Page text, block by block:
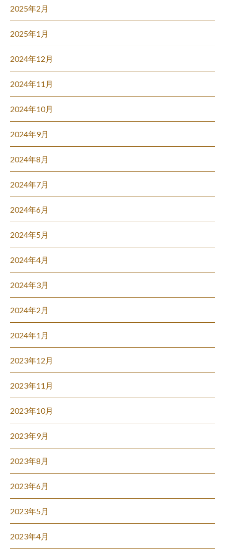
2025年2月
2025年1月
2024年12月
2024年11月
2024年10月
2024年9月
2024年8月
2024年7月
2024年6月
2024年5月
2024年4月
2024年3月
2024年2月
2024年1月
2023年12月
2023年11月
2023年10月
2023年9月
2023年8月
2023年6月
2023年5月
2023年4月